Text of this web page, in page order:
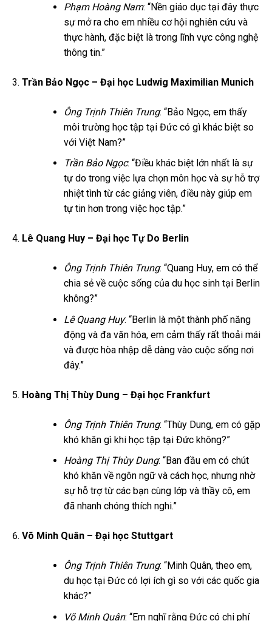
Phạm Hoàng Nam: “Nền giáo dục tại đây thực
sự mở ra cho em nhiều cơ hội nghiên cứu và
thực hành, đặc biệt là trong lĩnh vực công nghệ
thông tin.”
Trần Bảo Ngọc – Đại học Ludwig Maximilian Munich
Ông Trịnh Thiên Trung: “Bảo Ngọc, em thấy
môi trường học tập tại Đức có gì khác biệt so
với Việt Nam?”
Trần Bảo Ngọc: “Điều khác biệt lớn nhất là sự
tự do trong việc lựa chọn môn học và sự hỗ trợ
nhiệt tình từ các giảng viên, điều này giúp em
tự tin hơn trong việc học tập.”
Lê Quang Huy – Đại học Tự Do Berlin
Ông Trịnh Thiên Trung: “Quang Huy, em có thể
chia sẻ về cuộc sống của du học sinh tại Berlin
không?”
Lê Quang Huy: “Berlin là một thành phố năng
động và đa văn hóa, em cảm thấy rất thoải mái
và được hòa nhập dễ dàng vào cuộc sống nơi
đây.”
Hoàng Thị Thùy Dung – Đại học Frankfurt
Ông Trịnh Thiên Trung: “Thùy Dung, em có gặp
khó khăn gì khi học tập tại Đức không?”
Hoàng Thị Thùy Dung: “Ban đầu em có chút
khó khăn về ngôn ngữ và cách học, nhưng nhờ
sự hỗ trợ từ các bạn cùng lớp và thầy cô, em
đã nhanh chóng thích nghi.”
Võ Minh Quân – Đại học Stuttgart
Ông Trịnh Thiên Trung: “Minh Quân, theo em,
du học tại Đức có lợi ích gì so với các quốc gia
khác?”
Võ Minh Quân: “Em nghĩ rằng Đức có chi phí